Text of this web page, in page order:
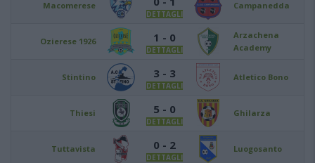
Macomerese
DETTAGLI
Campanedda
Ozierese 1926 1 - 0
DETTAGLI
Arzachena
Academy
Stintino 3 - 3
DETTAGLI
Atletico Bono
Thiesi 5 - 0
DETTAGLI
Ghilarza
Tuttavista 0 - 2
DETTAGLI
Luogosanto